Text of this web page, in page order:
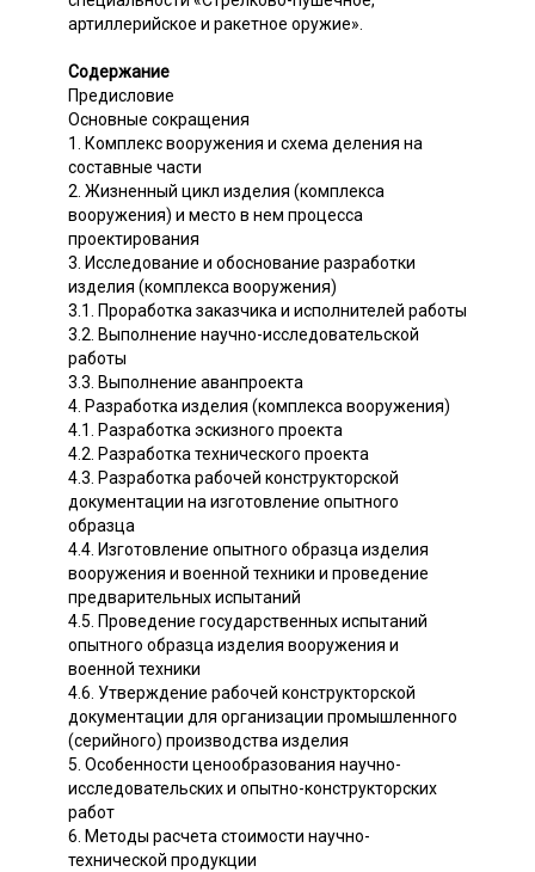
артиллерийское и ракетное оружие».
Содержание
Предисловие
Основные сокращения
1. Комплекс вооружения и схема деления на
составные части
2. Жизненный цикл изделия (комплекса
вооружения) и место в нем процесса
проектирования
3. Исследование и обоснование разработки
изделия (комплекса вооружения)
3.1. Проработка заказчика и исполнителей работы
3.2. Выполнение научно-исследовательской
работы
3.3. Выполнение аванпроекта
4. Разработка изделия (комплекса вооружения)
4.1. Разработка эскизного проекта
4.2. Разработка технического проекта
4.3. Разработка рабочей конструкторской
документации на изготовление опытного
образца
4.4. Изготовление опытного образца изделия
вооружения и военной техники и проведение
предварительных испытаний
4.5. Проведение государственных испытаний
опытного образца изделия вооружения и
военной техники
4.6. Утверждение рабочей конструкторской
документации для организации промышленного
(серийного) производства изделия
5. Особенности ценообразования научно-
исследовательских и опытно-конструкторских
работ
6. Методы расчета стоимости научно-
технической продукции